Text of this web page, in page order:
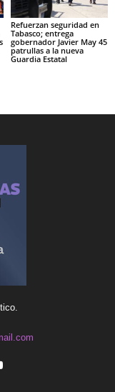
Refuerzan seguridad en
Tabasco; entrega
gobernador Javier May 45
patrullas a la nueva
Guardia Estatal